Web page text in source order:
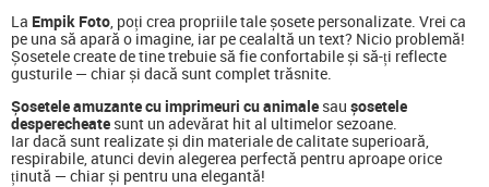
La Empik Foto , poți crea propriile tale șosete personalizate. Vrei ca
pe una să apară o imagine, iar pe cealaltă un text? Nicio problemă!
Șosetele create de tine trebuie să fie confortabile și să-ți reflecte
gusturile — chiar și dacă sunt complet trăsnite.
Șosetele amuzante cu imprimeuri cu animale sau șosetele
desperecheate sunt un adevărat hit al ultimelor sezoane.
Iar dacă sunt realizate și din materiale de calitate superioară,
respirabile, atunci devin alegerea perfectă pentru aproape orice
ținută — chiar și pentru una elegantă!